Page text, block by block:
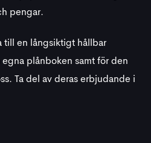
pengar.
till en långsiktigt hållbar
plånboken samt för den
Ta del av deras erbjudande i